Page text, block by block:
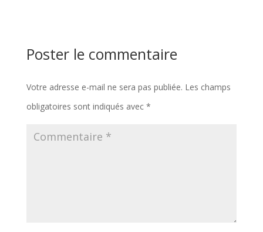
Poster le commentaire
Votre adresse e-mail ne sera pas publiée. Les champs
obligatoires sont indiqués avec *